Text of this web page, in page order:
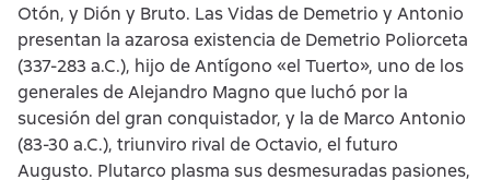
Otón, y Dión y Bruto. Las Vidas de Demetrio y Antonio
presentan la azarosa existencia de Demetrio Poliorceta
(337-283 a.C.), hijo de Antígono «el Tuerto», uno de los
generales de Alejandro Magno que luchó por la
sucesión del gran conquistador, y la de Marco Antonio
(83-30 a.C.), triunviro rival de Octavio, el futuro
Augusto. Plutarco plasma sus desmesuradas pasiones,